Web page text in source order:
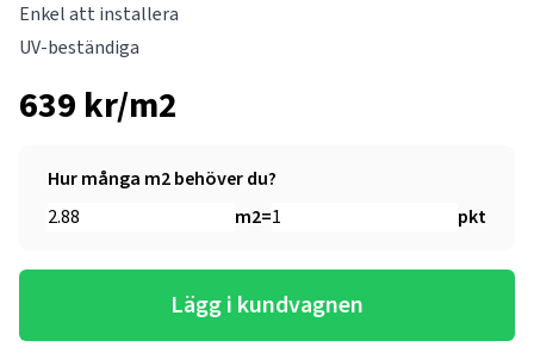
Enkel att installera
UV-beständiga
639 kr/m2
Hur många m2 behöver du?
m2= pkt
Lägg i kundvagnen